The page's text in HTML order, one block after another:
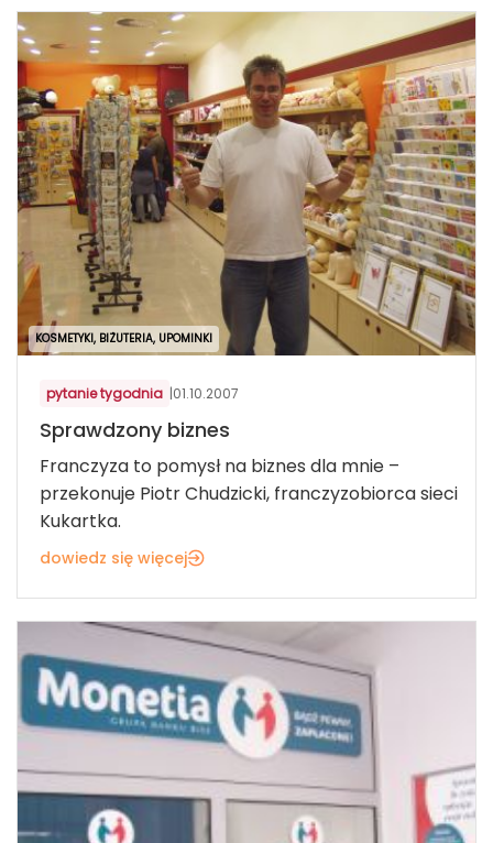
KOSMETYKI, BIŻUTERIA, UPOMINKI
pytanie tygodnia 01.10.2007
Sprawdzony biznes
Franczyza to pomysł na biznes dla mnie –
przekonuje Piotr Chudzicki, franczyzobiorca sieci
Kukartka.
dowiedz się więcej